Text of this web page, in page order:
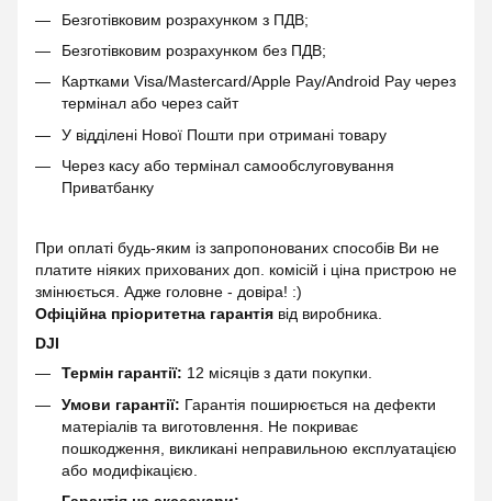
Безготівковим розрахунком з ПДВ;
Безготівковим розрахунком без ПДВ;
Картками Visa/Mastercard/Apple Pay/Android Pay через
термінал або через сайт
У відділені Нової Пошти при отримані товару
Через касу або термінал самообслуговування
Приватбанку
При оплаті будь-яким із запропонованих способів Ви не
платите ніяких прихованих доп. комісій і ціна пристрою не
змінюється. Адже головне - довіра! :)
Офіційна пріоритетна гарантія від виробника.
DJI
Термін гарантії: 12 місяців з дати покупки.
Умови гарантії: Гарантія поширюється на дефекти
матеріалів та виготовлення. Не покриває
пошкодження, викликані неправильною експлуатацією
або модифікацією.